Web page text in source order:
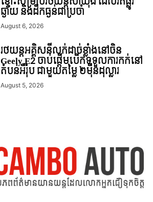
ឆ្ងាយ និងដឹកធ្ងន់ជាប្រចាំ
August 6, 2026
រថយន្ដអគ្គិសនីលក់ដាច់ខ្លាំងនៅចិន
Geely E2 ចាប់ផ្តើមបើកទទួលការកក់នៅ
តំបន់អឺរ៉ុប ជាមួយតម្លៃ ២ម៉ឺនដុល្លារ
August 5, 2026